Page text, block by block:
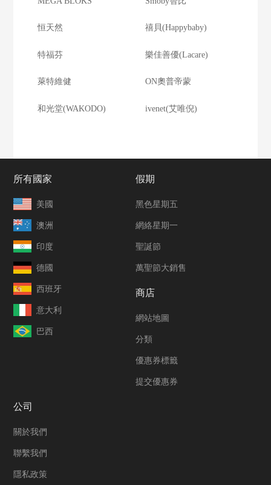
恒天然 禧貝(Happybaby)
特福芬 樂佳善優(Lacare)
萊特維健 ON奧普帝蒙
和光堂(WAKODO) ivenet(艾唯倪)
所有國家
美國
澳洲
印度
德國
西班牙
意大利
巴西
假期
黑色星期五
網絡星期一
聖誕節
萬聖節大銷售
商店
網站地圖
分類
優惠券標籤
提交優惠券
公司
關於我們
聯繫我們
隱私政策